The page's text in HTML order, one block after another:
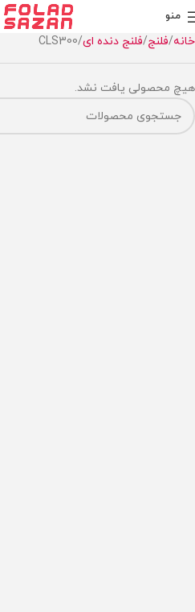
منو
خانه فلنج فلنج دنده ای CLS300
هیچ محصولی یافت نشد.